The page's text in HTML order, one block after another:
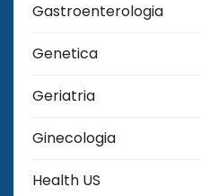
Gastroenterologia
Genetica
Geriatria
Ginecologia
Health US